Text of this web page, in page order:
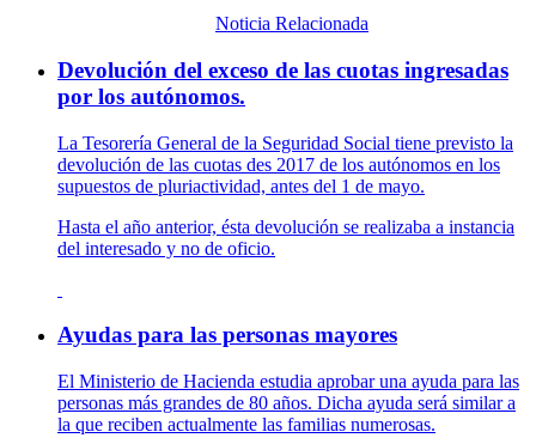
Noticia Relacionada
Devolución del exceso de las cuotas ingresadas
por los autónomos.
La Tesorería General de la Seguridad Social tiene previsto la
devolución de las cuotas des 2017 de los autónomos en los
supuestos de pluriactividad, antes del 1 de mayo.
Hasta el año anterior, ésta devolución se realizaba a instancia
del interesado y no de oficio.
Ayudas para las personas mayores
El Ministerio de Hacienda estudia aprobar una ayuda para las
personas más grandes de 80 años. Dicha ayuda será similar a
la que reciben actualmente las familias numerosas.